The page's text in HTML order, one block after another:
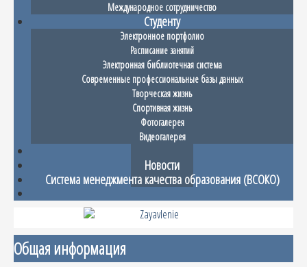
Международное сотрудничество
Студенту
Электронное портфолио
Расписание занятий
Электронная библиотечная система
Современные профессиональные базы данных
Творческая жизнь
Спортивная жизнь
Фотогалерея
Видеогалерея
Новости
Система менеджмента качества образования (ВСОКО)
Общая информация